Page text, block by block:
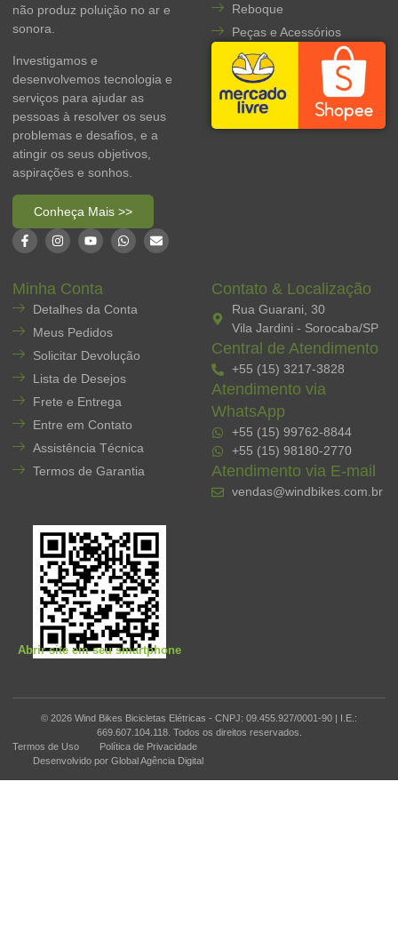
não produz poluição no ar e
sonora.
Investigamos e
desenvolvemos tecnologia e
serviços para ajudar as
pessoas à resolver os seus
problemas e desafios, e a
atingir os seus objetivos,
aspirações e sonhos.
Conheça Mais >>
Reboque
Peças e Acessórios
Minha Conta
Detalhes da Conta
Meus Pedidos
Solicitar Devolução
Lista de Desejos
Frete e Entrega
Entre em Contato
Assistência Técnica
Termos de Garantia
Abrir site em seu smartphone
Contato & Localização
Rua Guarani, 30
Vila Jardini - Sorocaba/SP
Central de Atendimento
+55 (15) 3217-3828
Atendimento via
WhatsApp
+55 (15) 99762-8844
+55 (15) 98180-2770
Atendimento via E-mail
vendas@windbikes.com.br
© 2026 Wind Bikes Bicicletas Elétricas - CNPJ: 09.455.927/0001-90 | I.E.:
669.607.104.118. Todos os direitos reservados.
Termos de Uso
Política de Privacidade
Desenvolvido por Global Agência Digital